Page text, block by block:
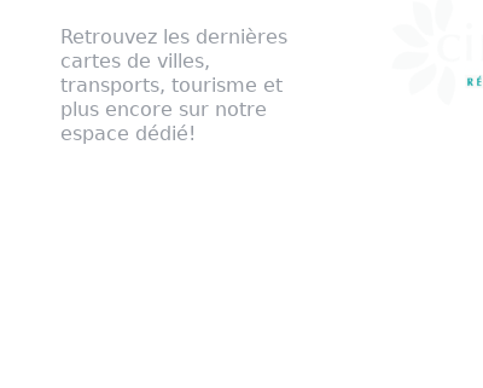
Retrouvez les dernières
cartes de villes,
transports, tourisme et
plus encore sur notre
espace dédié!